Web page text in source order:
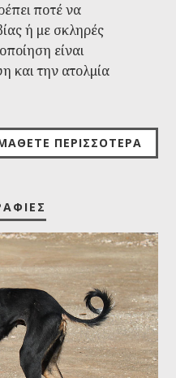
ποτέ να
ή με σκληρές
είναι
και την ατολμία
ΠΕΡΙΣΣΌΤΕΡΑ